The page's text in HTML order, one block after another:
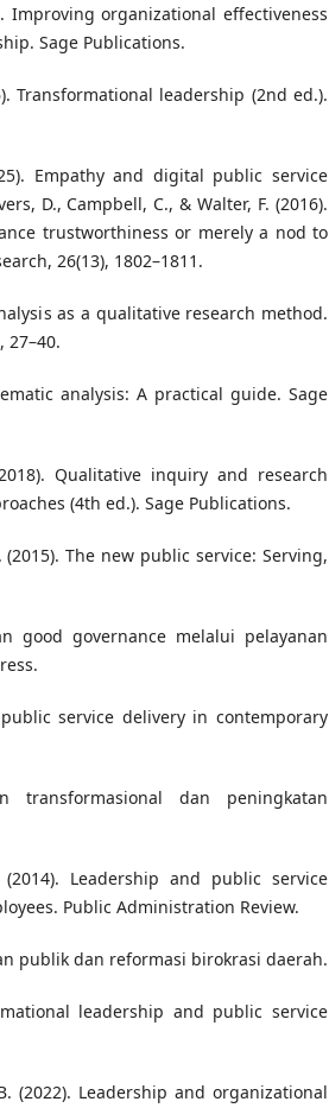
Improving organizational effectiveness
Sage Publications.
Transformational leadership (2nd ed.).
Empathy and digital public service
D., Campbell, C., & Walter, F. (2016).
trustworthiness or merely a nod to
26(13), 1802–1811.
as a qualitative research method.
27–40.
analysis: A practical guide. Sage
Qualitative inquiry and research
(4th ed.). Sage Publications.
The new public service: Serving,
good governance melalui pelayanan
service delivery in contemporary
transformasional dan peningkatan
Leadership and public service
Public Administration Review.
publik dan reformasi birokrasi daerah.
leadership and public service
(2022). Leadership and organizational